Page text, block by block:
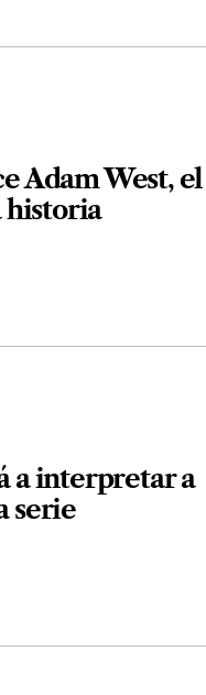
Adam West, el
historia
a interpretar a
serie